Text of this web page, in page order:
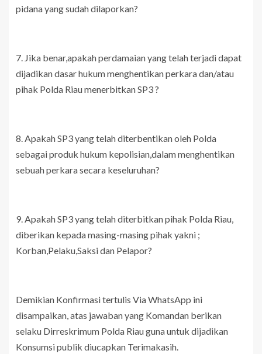
pidana yang sudah dilaporkan?
7. Jika benar,apakah perdamaian yang telah terjadi dapat
dijadikan dasar hukum menghentikan perkara dan/atau
pihak Polda Riau menerbitkan SP3 ?
8. Apakah SP3 yang telah diterbentikan oleh Polda
sebagai produk hukum kepolisian,dalam menghentikan
sebuah perkara secara keseluruhan?
9. Apakah SP3 yang telah diterbitkan pihak Polda Riau,
diberikan kepada masing-masing pihak yakni ;
Korban,Pelaku,Saksi dan Pelapor?
Demikian Konfirmasi tertulis Via WhatsApp ini
disampaikan, atas jawaban yang Komandan berikan
selaku Dirreskrimum Polda Riau guna untuk dijadikan
Konsumsi publik diucapkan Terimakasih.